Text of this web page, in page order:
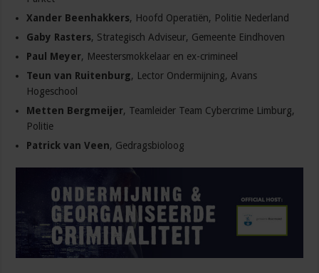
Xander Beenhakkers, Hoofd Operatiën, Politie Nederland
Gaby Rasters, Strategisch Adviseur, Gemeente Eindhoven
Paul Meyer, Meestersmokkelaar en ex-crimineel
Teun van Ruitenburg, Lector Ondermijning, Avans
Hogeschool
Metten Bergmeijer, Teamleider Team Cybercrime Limburg,
Politie
Patrick van Veen, Gedragsbioloog